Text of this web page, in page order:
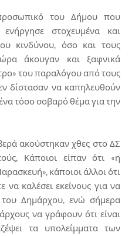
του Δήμου που
στοχευμένα και
κινδύνου, όσο και τους
άκουγαν και ξαφνικά
του παραλόγου από τους
δίστασαν να καπηλευθούν
τόσο σοβαρό θέμα για την
ακούστηκαν χθες στο ΔΣ
Κάποιοι είπαν ότι «η
κάποιοι άλλοι ότι
να καλέσει εκείνους για να
Δημάρχου, ενώ σήμερα
να γράφουν ότι είναι
τα υπολείμματα των